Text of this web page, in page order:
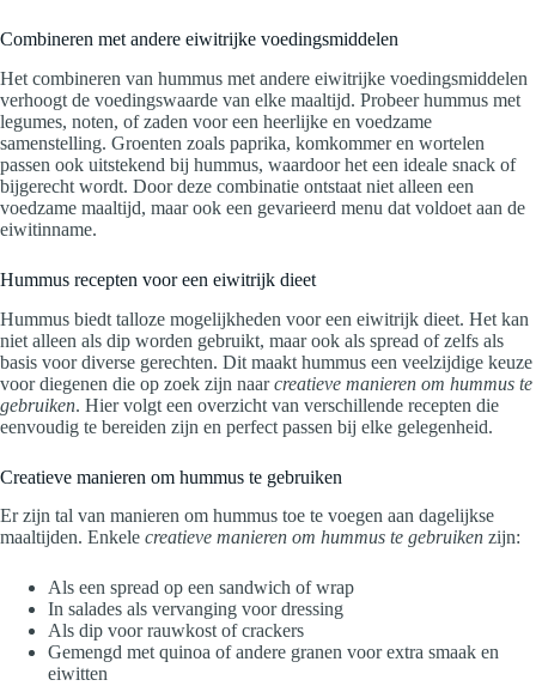
Combineren met andere eiwitrijke voedingsmiddelen
Het combineren van hummus met andere eiwitrijke voedingsmiddelen
verhoogt de voedingswaarde van elke maaltijd. Probeer hummus met
legumes, noten, of zaden voor een heerlijke en voedzame
samenstelling. Groenten zoals paprika, komkommer en wortelen
passen ook uitstekend bij hummus, waardoor het een ideale snack of
bijgerecht wordt. Door deze combinatie ontstaat niet alleen een
voedzame maaltijd, maar ook een gevarieerd menu dat voldoet aan de
eiwitinname.
Hummus recepten voor een eiwitrijk dieet
Hummus biedt talloze mogelijkheden voor een eiwitrijk dieet. Het kan
niet alleen als dip worden gebruikt, maar ook als spread of zelfs als
basis voor diverse gerechten. Dit maakt hummus een veelzijdige keuze
voor diegenen die op zoek zijn naarcreatieve manieren om hummus te
gebruiken. Hier volgt een overzicht van verschillende recepten die
eenvoudig te bereiden zijn en perfect passen bij elke gelegenheid.
Creatieve manieren om hummus te gebruiken
Er zijn tal van manieren om hummus toe te voegen aan dagelijkse
maaltijden. Enkele creatieve manieren om hummus te gebruiken zijn:
Als een spread op een sandwich of wrap
In salades als vervanging voor dressing
Als dip voor rauwkost of crackers
Gemengd met quinoa of andere granen voor extra smaak en
eiwitten